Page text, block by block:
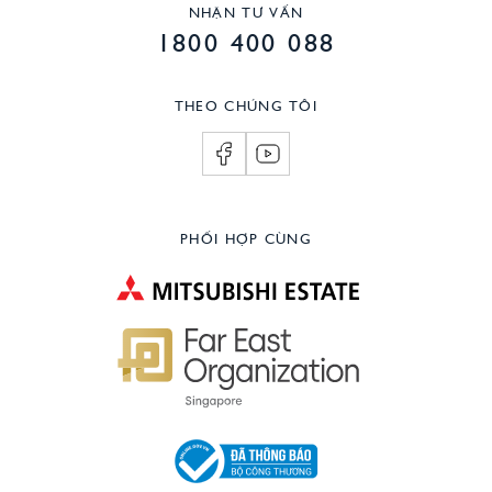
NHẬN TƯ VẤN
1800 400 088
THEO CHÚNG TÔI
PHỐI HỢP CÙNG